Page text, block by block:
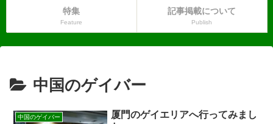
特集
Feature
記事掲載について
Publish
中国のゲイバー
中国のゲイバー
厦門のゲイエリアへ行ってみまし